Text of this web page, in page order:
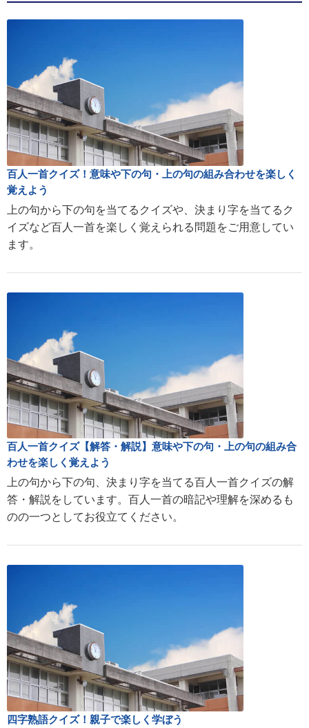
百人一首クイズ！意味や下の句・上の句の組み合わせを楽しく
覚えよう
上の句から下の句を当てるクイズや、決まり字を当てるク
イズなど百人一首を楽しく覚えられる問題をご用意してい
ます。
百人一首クイズ【解答・解説】意味や下の句・上の句の組み合
わせを楽しく覚えよう
上の句から下の句、決まり字を当てる百人一首クイズの解
答・解説をしています。百人一首の暗記や理解を深めるも
のの一つとしてお役立てください。
四字熟語クイズ！親子で楽しく学ぼう